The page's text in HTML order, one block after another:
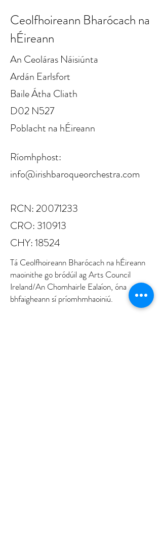
Ceolfhoireann Bharócach na
hÉireann
An Ceoláras Náisiúnta
Ardán Earlsfort
Baile Átha Cliath
D02 N527
Poblacht na hÉireann
Ríomhphost:
info@irishbaroqueorchestra.com
RCN:20071233
CRO: 310913
CHY: 18524
Tá Ceolfhoireann Bharócach na hÉireann
maoinithe go bródúil ag Arts Council
Ireland/An Chomhairle Ealaíon, óna
bhfaigheann sí príomhmhaoiniú.